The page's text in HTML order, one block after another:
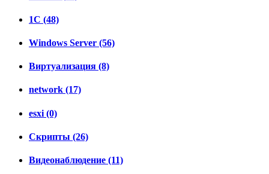
1C (48)
Windows Server (56)
Виртуализация (8)
network (17)
esxi (0)
Скрипты (26)
Видеонаблюдение (11)